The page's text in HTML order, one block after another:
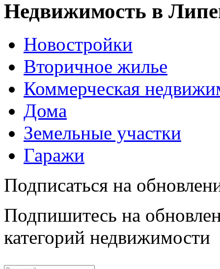
Недвижимость в
Новостройки
Вторичное жилье
Коммерческая
Дома
Земельные участки
Гаражи
Подписаться на
Подпишитесь на
категорий недвижимости